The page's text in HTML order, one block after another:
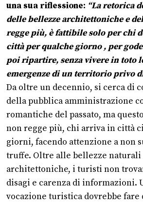
una sua riflessione: “La retorica
delle bellezze architettoniche e
regge più, è fattibile solo per chi
città per qualche giorno , per
poi ripartire, senza vivere in toto
emergenze di un territorio privo
Da oltre un decennio, si cerca di
della pubblica amministrazione
romantiche del passato, ma
non regge più, chi arriva in città
giorni, facendo attenzione a non
truffe. Oltre alle bellezze naturali
architettoniche, i turisti non
disagi e carenza di informazioni.
vocazione turistica dovrebbe